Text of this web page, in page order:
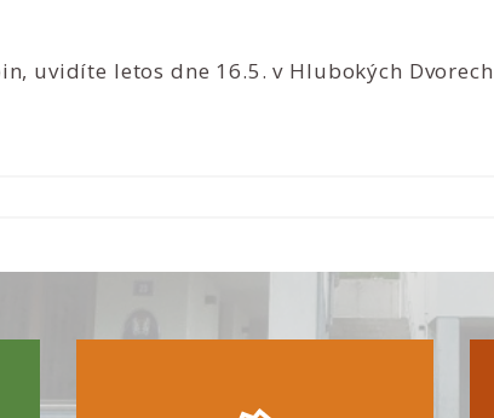
uvidíte letos dne 16.5. v Hlubokých